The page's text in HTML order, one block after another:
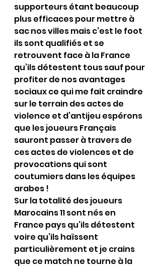
supporteurs étant beaucoup
plus efficaces pour mettre à
sac nos villes mais c’est le foot
ils sont qualifiés et se
retrouvent face à la France
qu’ils détestent tous sauf pour
profiter de nos avantages
sociaux ce qui me fait craindre
sur le terrain des actes de
violence et d’antijeu espérons
que les joueurs Français
sauront passer à travers de
ces actes de violences et de
provocations qui sont
coutumiers dans les équipes
arabes !
Sur la totalité des joueurs
Marocains 11 sont nés en
France pays qu’ils détestent
voire qu’ils haïssent
particulièrement et je crains
que ce match ne tourne à la